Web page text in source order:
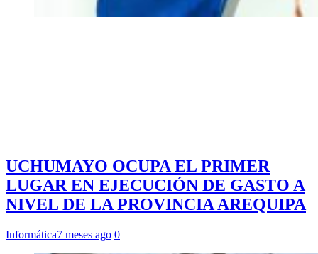
UCHUMAYO OCUPA EL PRIMER
LUGAR EN EJECUCIÓN DE GASTO A
NIVEL DE LA PROVINCIA AREQUIPA
Informática7 meses ago 0